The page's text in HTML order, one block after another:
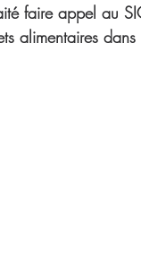
faire appel au
alimentaires